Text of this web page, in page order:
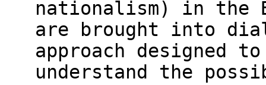
nationalism) in the
are brought into
approach designed
understand the